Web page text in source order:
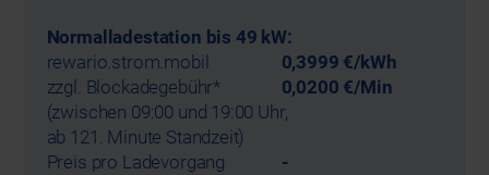
Normalladestation bis 49 kW:
rewario.strom.mobil
0,3999 €/kWh
zzgl. Blockadegebühr*
0,0200 €/Min
(zwischen 09:00 und 19:00 Uhr,
ab 121. Minute Standzeit)
Preis pro Ladevorgang
-